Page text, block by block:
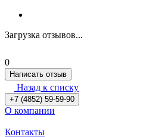
Загрузка отзывов...
0
Написать отзыв
Назад к списку
+7 (4852) 59-59-90
О компании
Контакты